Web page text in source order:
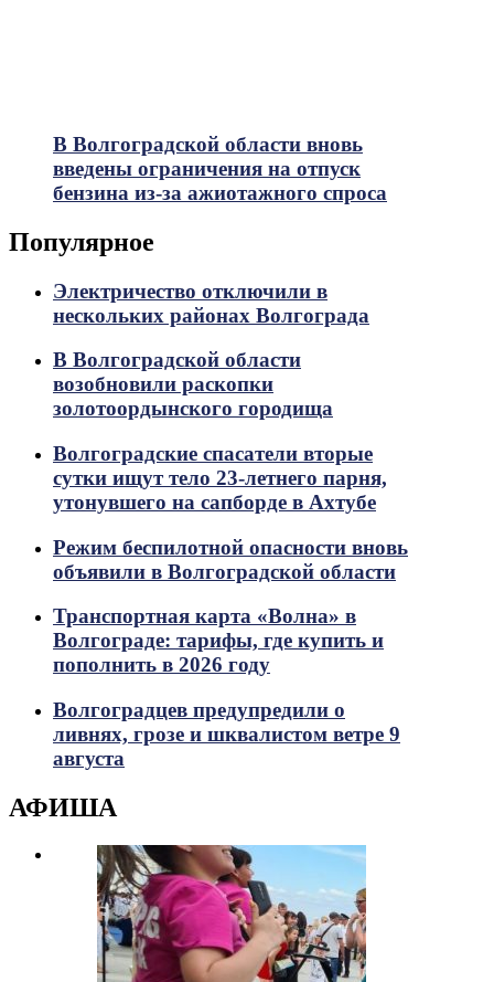
В Волгоградской области вновь
введены ограничения на отпуск
бензина из-за ажиотажного спроса
Популярное
Электричество отключили в
нескольких районах Волгограда
В Волгоградской области
возобновили раскопки
золотоордынского городища
Волгоградские спасатели вторые
сутки ищут тело 23-летнего парня,
утонувшего на сапборде в Ахтубе
Режим беспилотной опасности вновь
объявили в Волгоградской области
Транспортная карта «Волна» в
Волгограде: тарифы, где купить и
пополнить в 2026 году
Волгоградцев предупредили о
ливнях, грозе и шквалистом ветре 9
августа
АФИША